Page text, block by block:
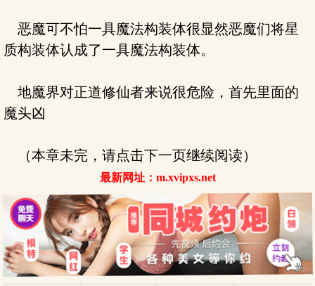
恶魔可不怕一具魔法构装体很显然恶魔们将星
质构装体认成了一具魔法构装体。
地魔界对正道修仙者来说很危险，首先里面的
魔头凶
（本章未完，请点击下一页继续阅读）
最新网址：m.xvipxs.net